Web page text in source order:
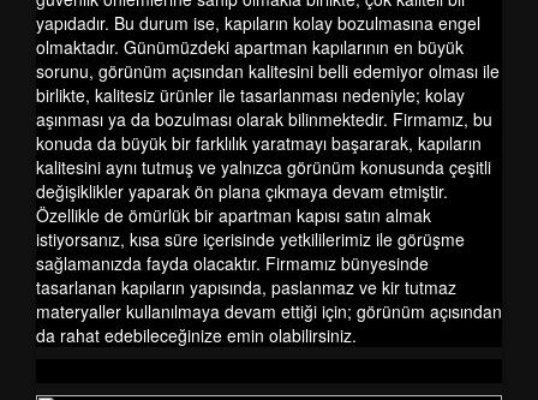
yapıdadır. Bu durum ise, kapıların kolay bozulmasına engel
olmaktadır. Günümüzdeki apartman kapılarının en büyük
sorunu, görünüm açısından kalitesini belli edemiyor olması ile
birlikte, kalitesiz ürünler ile tasarlanması nedeniyle; kolay
aşınması ya da bozulması olarak bilinmektedir. Firmamız, bu
konuda da büyük bir farklılık yaratmayı başararak, kapıların
kalitesini aynı tutmuş ve yalnızca görünüm konusunda çeşitli
değişiklikler yaparak ön plana çıkmaya devam etmiştir.
Özellikle de ömürlük bir apartman kapısı satın almak
istiyorsanız, kısa süre içerisinde yetkililerimiz ile görüşme
sağlamanızda fayda olacaktır. Firmamız bünyesinde
tasarlanan kapıların yapısında, paslanmaz ve kir tutmaz
materyaller kullanılmaya devam ettiği için; görünüm açısından
da rahat edebileceğinize emin olabilirsiniz.